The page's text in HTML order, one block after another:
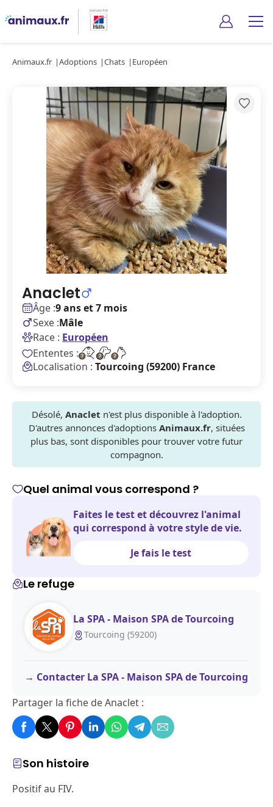
Animaux.fr Adoptions Chats Européen
Anaclet
Âge :9 ans et 7 mois
Sexe :Mâle
Race : Européen
Ententes :
Localisation : Tourcoing (59200) France
Désolé, Anaclet n'est plus disponible à l'adoption.
D'autres annonces d'adoptions Animaux.fr, situées
plus bas, sont disponibles pour trouver votre futur
compagnon.
Son histoire
Positif au FIV.
Quel animal vous correspond ?
Faites le test et découvrez l'animal
qui correspond à votre style de vie.
Je fais le test
Le refuge
La SPA - Maison SPA de Tourcoing
Tourcoing (59200)
Contacter La SPA - Maison SPA de Tourcoing
Partager la fiche de Anaclet :